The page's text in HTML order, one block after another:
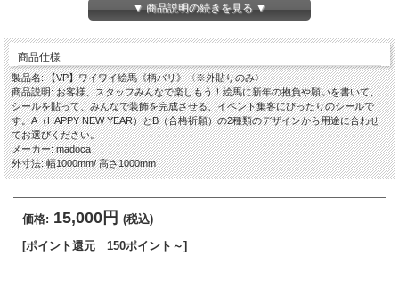
▼ 商品説明の続きを見る ▼
商品仕様
製品名: 【VP】ワイワイ絵馬《柄バリ》〈※外貼りのみ〉
商品説明: お客様、スタッフみんなで楽しもう！絵馬に新年の抱負や願いを書いて、
シールを貼って、みんなで装飾を完成させる、イベント集客にぴったりのシールで
す。A（HAPPY NEW YEAR）とB（合格祈願）の2種類のデザインから用途に合わせ
てお選びください。
メーカー: madoca
外寸法: 幅1000mm/ 高さ1000mm
価格: 15,000円 (税込)
[ポイント還元 150ポイント～]